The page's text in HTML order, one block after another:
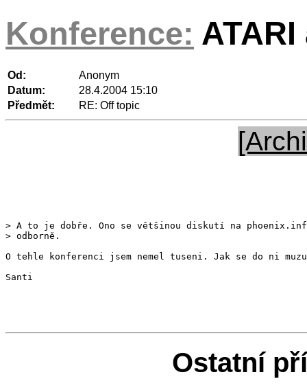
Konference:
Od:
Anonym
Datum:
28.4.2004 15:10
Předmět:
RE: Off topic
> A to je dobře. Ono se většinou diskutí na
O tehle konferenci jsem nemel tuseni. Jak se do ni
Santi
Ostatní